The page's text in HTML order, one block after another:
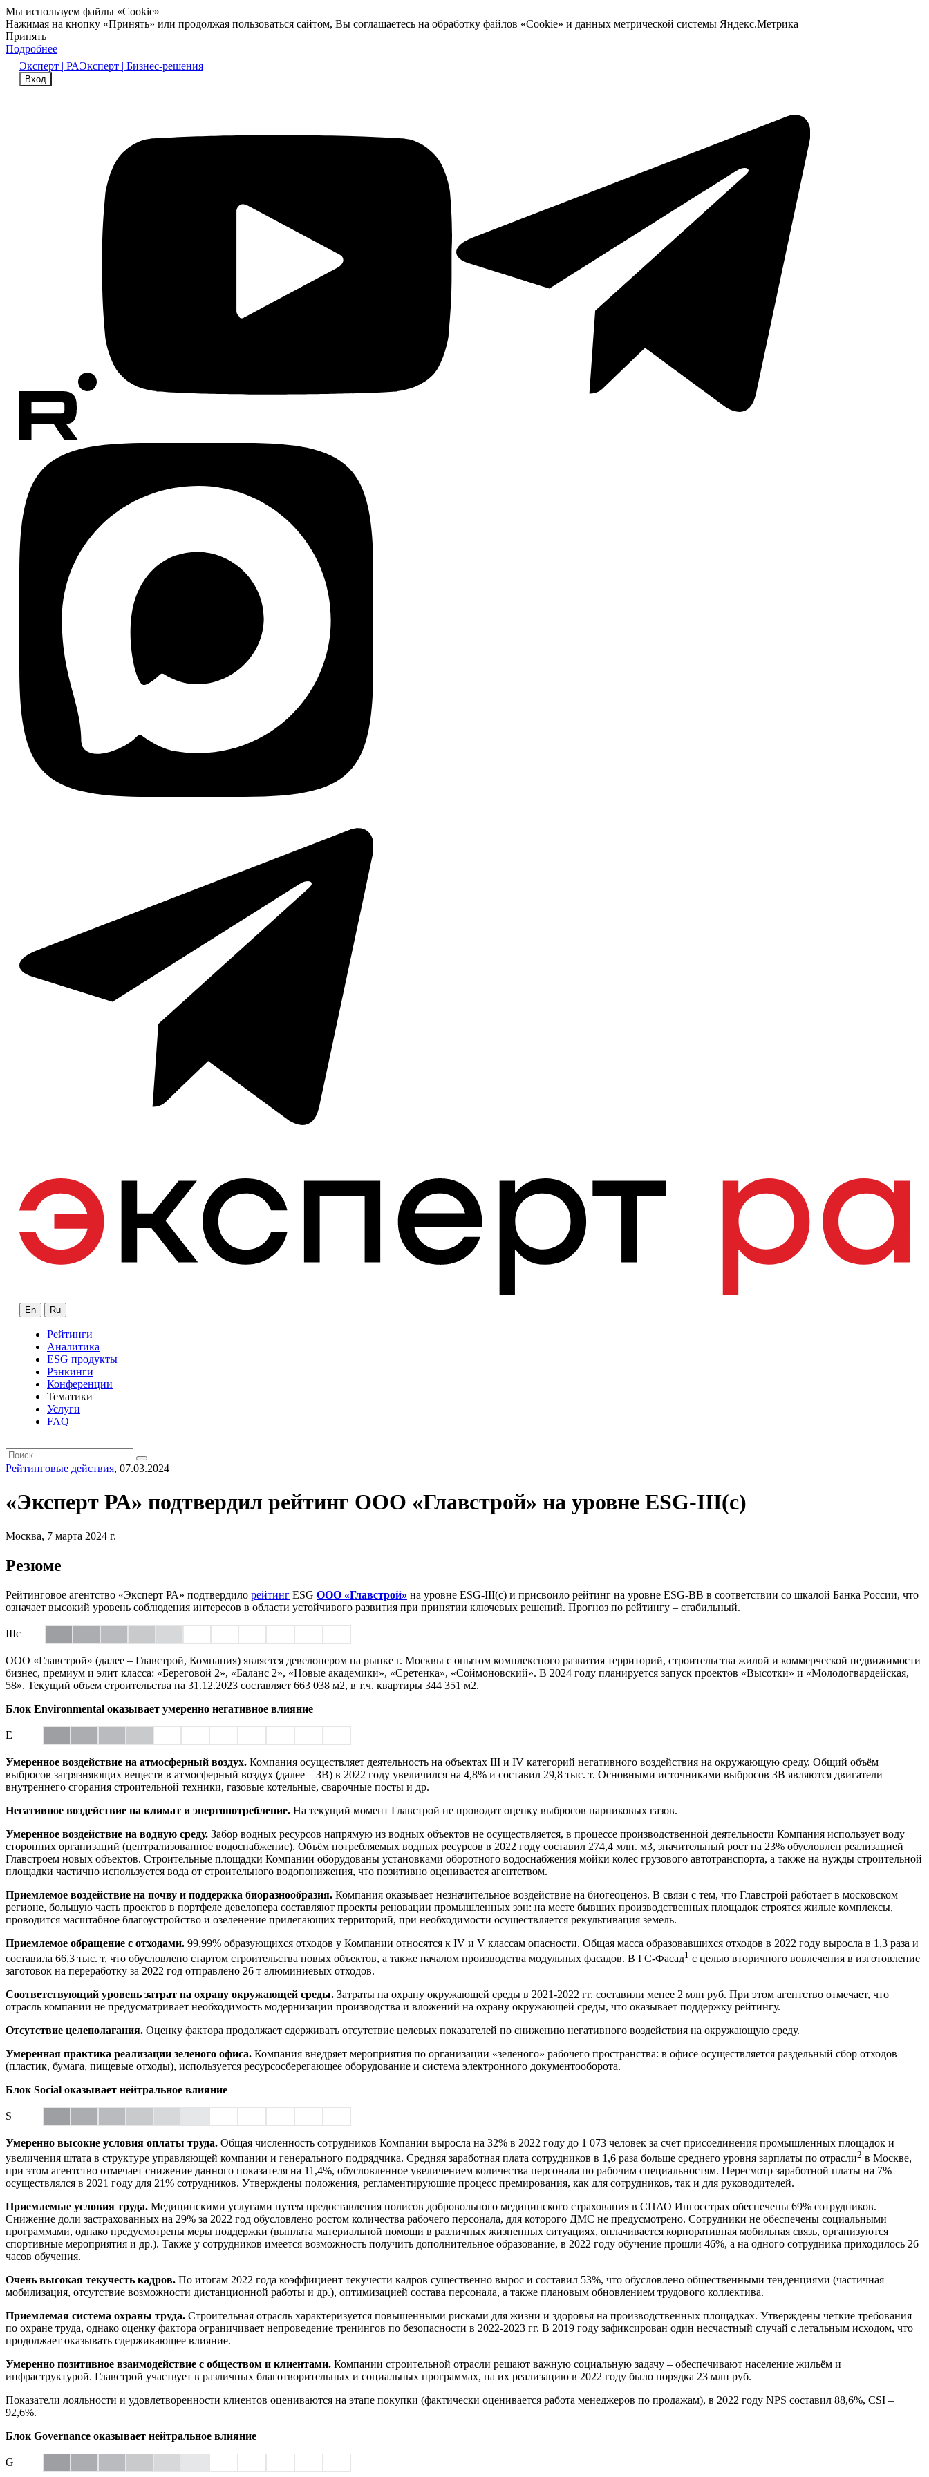
Мы используем файлы «Cookie»
Нажимая на кнопку «Принять» или продолжая пользоваться сайтом, Вы соглашаетесь на обработку файлов «Cookie» и данных метрической системы Яндекс.Метрика
Принять
Подробнее
Эксперт | РАЭксперт | Бизнес-решения
Вход
En Ru
Рейтинги
Аналитика
ESG продукты
Рэнкинги
Конференции
Тематики
Услуги
FAQ
Рейтинговые действия, 07.03.2024
«Эксперт РА» подтвердил рейтинг ООО «Главстрой» на уровне ESG-III(с)
Москва, 7 марта 2024 г.
Резюме
Рейтинговое агентство «Эксперт РА» подтвердило рейтинг ESG ООО «Главстрой» на уровне ESG-III(с) и присвоило рейтинг на уровне ESG-BB в соответствии со шкалой Банка России, что
означает высокий уровень соблюдения интересов в области устойчивого развития при принятии ключевых решений. Прогноз по рейтингу – стабильный.
IIIc
ООО «Главстрой» (далее – Главстрой, Компания) является девелопером на рынке г. Москвы с опытом комплексного развития территорий, строительства жилой и коммерческой недвижимости
бизнес, премиум и элит класса: «Береговой 2», «Баланс 2», «Новые академики», «Сретенка», «Соймоновский». В 2024 году планируется запуск проектов «Высотки» и «Молодогвардейская,
58». Текущий объем строительства на 31.12.2023 составляет 663 038 м2, в т.ч. квартиры 344 351 м2.
Блок Environmental оказывает умеренно негативное влияние
E
Умеренное воздействие на атмосферный воздух. Компания осуществляет деятельность на объектах III и IV категорий негативного воздействия на окружающую среду. Общий объём
выбросов загрязняющих веществ в атмосферный воздух (далее – ЗВ) в 2022 году увеличился на 4,8% и составил 29,8 тыс. т. Основными источниками выбросов ЗВ являются двигатели
внутреннего сгорания строительной техники, газовые котельные, сварочные посты и др.
Негативное воздействие на климат и энергопотребление. На текущий момент Главстрой не проводит оценку выбросов парниковых газов.
Умеренное воздействие на водную среду. Забор водных ресурсов напрямую из водных объектов не осуществляется, в процессе производственной деятельности Компания использует воду
сторонних организаций (централизованное водоснабжение). Объём потребляемых водных ресурсов в 2022 году составил 274,4 млн. м3, значительный рост на 23% обусловлен реализацией
Главстроем новых объектов. Строительные площадки Компании оборудованы установками оборотного водоснабжения мойки колес грузового автотранспорта, а также на нужды строительной
площадки частично используется вода от строительного водопонижения, что позитивно оценивается агентством.
Приемлемое воздействие на почву и поддержка биоразнообразия. Компания оказывает незначительное воздействие на биогеоценоз. В связи с тем, что Главстрой работает в московском
регионе, большую часть проектов в портфеле девелопера составляют проекты реновации промышленных зон: на месте бывших производственных площадок строятся жилые комплексы,
проводится масштабное благоустройство и озеленение прилегающих территорий, при необходимости осуществляется рекультивация земель.
Приемлемое обращение с отходами. 99,99% образующихся отходов у Компании относятся к IV и V классам опасности. Общая масса образовавшихся отходов в 2022 году выросла в 1,3 раза и
составила 66,3 тыс. т, что обусловлено стартом строительства новых объектов, а также началом производства модульных фасадов. В ГС-Фасад1 с целью вторичного вовлечения в изготовление
заготовок на переработку за 2022 год отправлено 26 т алюминиевых отходов.
Соответствующий уровень затрат на охрану окружающей среды. Затраты на охрану окружающей среды в 2021-2022 гг. составили менее 2 млн руб. При этом агентство отмечает, что
отрасль компании не предусматривает необходимость модернизации производства и вложений на охрану окружающей среды, что оказывает поддержку рейтингу.
Отсутствие целеполагания. Оценку фактора продолжает сдерживать отсутствие целевых показателей по снижению негативного воздействия на окружающую среду.
Умеренная практика реализации зеленого офиса. Компания внедряет мероприятия по организации «зеленого» рабочего пространства: в офисе осуществляется раздельный сбор отходов
(пластик, бумага, пищевые отходы), используется ресурсосберегающее оборудование и система электронного документооборота.
Блок Social оказывает нейтральное влияние
S
Умеренно высокие условия оплаты труда. Общая численность сотрудников Компании выросла на 32% в 2022 году до 1 073 человек за счет присоединения промышленных площадок и
увеличения штата в структуре управляющей компании и генерального подрядчика. Средняя заработная плата сотрудников в 1,6 раза больше среднего уровня зарплаты по отрасли2 в Москве,
при этом агентство отмечает снижение данного показателя на 11,4%, обусловленное увеличением количества персонала по рабочим специальностям. Пересмотр заработной платы на 7%
осуществлялся в 2021 году для 21% сотрудников. Утверждены положения, регламентирующие процесс премирования, как для сотрудников, так и для руководителей.
Приемлемые условия труда. Медицинскими услугами путем предоставления полисов добровольного медицинского страхования в СПАО Ингосстрах обеспечены 69% сотрудников.
Снижение доли застрахованных на 29% за 2022 год обусловлено ростом количества рабочего персонала, для которого ДМС не предусмотрено. Сотрудники не обеспечены социальными
программами, однако предусмотрены меры поддержки (выплата материальной помощи в различных жизненных ситуациях, оплачивается корпоративная мобильная связь, организуются
спортивные мероприятия и др.). Также у сотрудников имеется возможность получить дополнительное образование, в 2022 году обучение прошли 46%, а на одного сотрудника приходилось 26
часов обучения.
Очень высокая текучесть кадров. По итогам 2022 года коэффициент текучести кадров существенно вырос и составил 53%, что обусловлено общественными тенденциями (частичная
мобилизация, отсутствие возможности дистанционной работы и др.), оптимизацией состава персонала, а также плановым обновлением трудового коллектива.
Приемлемая система охраны труда. Строительная отрасль характеризуется повышенными рисками для жизни и здоровья на производственных площадках. Утверждены четкие требования
по охране труда, однако оценку фактора ограничивает непроведение тренингов по безопасности в 2022-2023 гг. В 2019 году зафиксирован один несчастный случай с летальным исходом, что
продолжает оказывать сдерживающее влияние.
Умеренно позитивное взаимодействие с обществом и клиентами. Компании строительной отрасли решают важную социальную задачу – обеспечивают население жильём и
инфраструктурой. Главстрой участвует в различных благотворительных и социальных программах, на их реализацию в 2022 году было порядка 23 млн руб.
Показатели лояльности и удовлетворенности клиентов оцениваются на этапе покупки (фактически оценивается работа менеджеров по продажам), в 2022 году NPS составил 88,6%, CSI –
92,6%.
Блок Governance оказывает нейтральное влияние
G